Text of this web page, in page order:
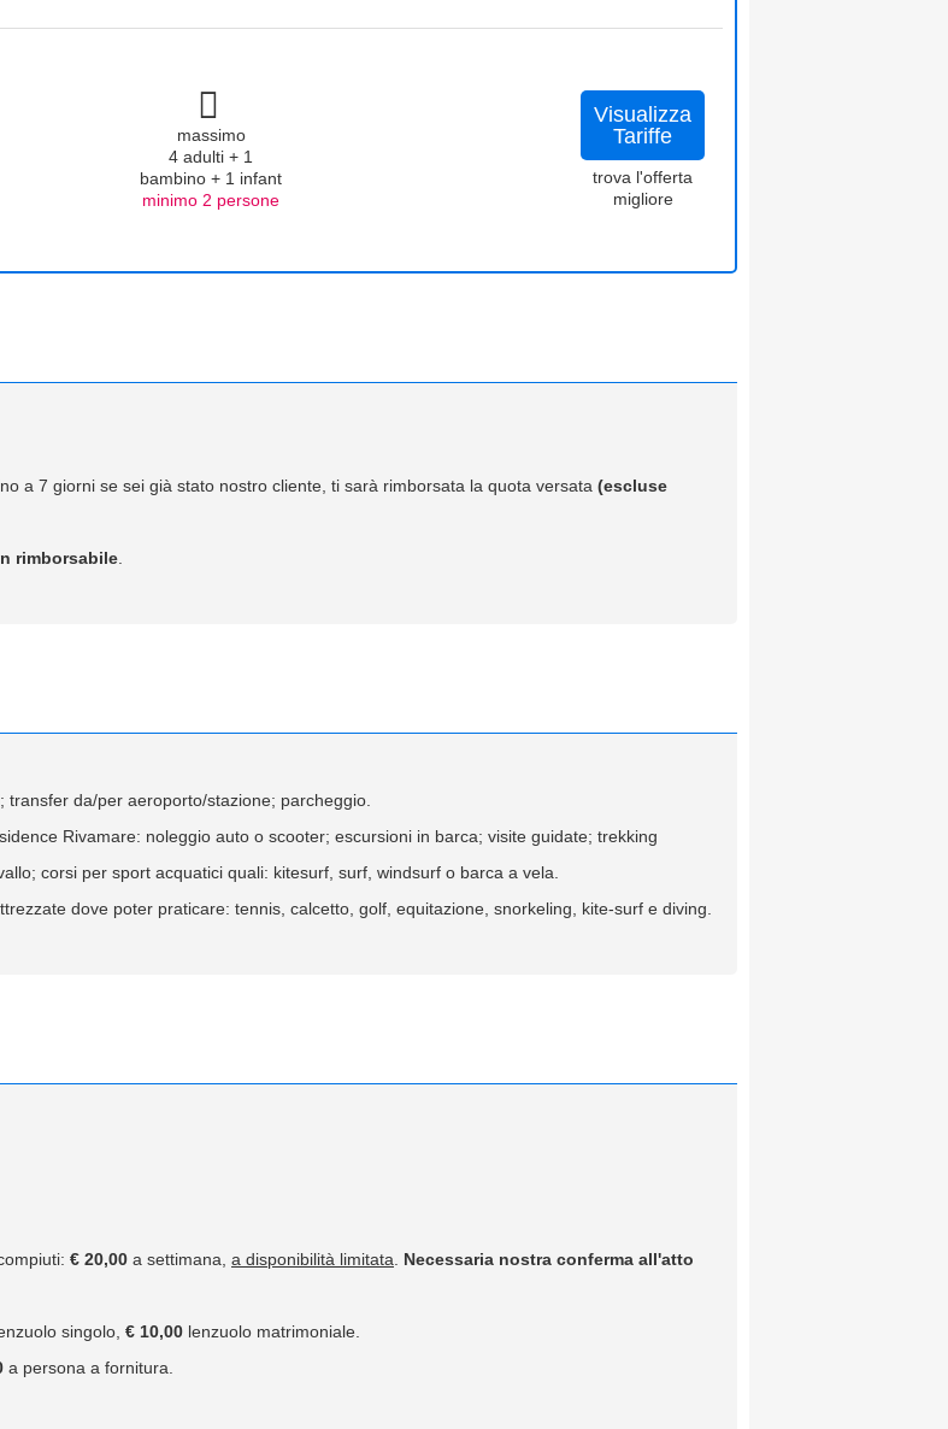
massimo
4 adulti + 1
bambino + 1 infant
minimo 2 persone
Visualizza
Tariffe
trova l'offerta
migliore
a 7 giorni se sei già stato nostro cliente, ti sarà rimborsata la quota versata (escluse
rimborsabile
da/per aeroporto/stazione; parcheggio.
Rivamare: noleggio auto o scooter; escursioni in barca; visite guidate; trekking
corsi per sport acquatici quali: kitesurf, surf, windsurf o barca a vela.
dove poter praticare: tennis, calcetto, golf, equitazione, snorkeling, kite-surf e diving.
€ 20,00 a settimana, a disponibilità limitata
Necessaria nostra conferma all'atto
singolo, € 10,00 lenzuolo matrimoniale.
a persona a fornitura.